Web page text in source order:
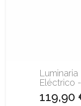
Eléctrico
119,90